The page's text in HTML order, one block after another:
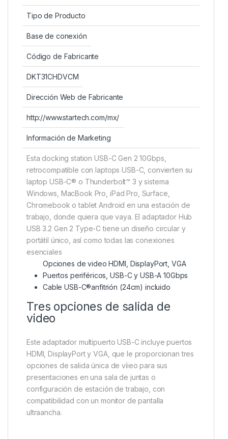
Tipo de Producto
Base de conexión
Código de Fabricante
DKT31CHDVCM
Dirección Web de Fabricante
http://www.startech.com/mx/
Información de Marketing
Esta docking station USB-C Gen 2 10Gbps,
retrocompatible con laptops USB-C, convierten su
laptop USB-C® o Thunderbolt™ 3 y sistema
Windows, MacBook Pro, iPad Pro, Surface,
Chromebook o tablet Android en una estación de
trabajo, donde quiera que vaya. El adaptador Hub
USB 3.2 Gen 2 Type-C tiene un diseño circular y
portátil único, así como todas las conexiones
esenciales
Opciones de video HDMI, DisplayPort, VGA
Puertos periféricos, USB-C y USB-A 10Gbps
Cable USB-C®anfitrión (24cm) incluido
Tres opciones de salida de
video
Este adaptador multipuerto USB-C incluye puertos
HDMI, DisplayPort y VGA, que le proporcionan tres
opciones de salida única de víieo para sus
presentaciones en una sala de juntas o
configuración de estación de trabajo, con
compatibilidad con un monitor de pantalla
ultraancha.